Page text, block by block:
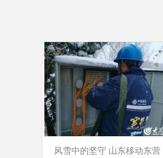
风雪中的坚守 山东移动东营